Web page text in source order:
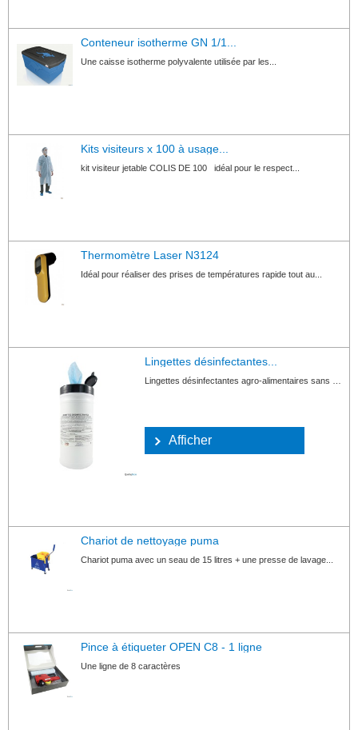
Conteneur isotherme GN 1/1...
Une caisse isotherme polyvalente utilisée par les...
Kits visiteurs x 100 à usage...
kit visiteur jetable COLIS DE 100 idéal pour le respect...
Thermomètre Laser N3124
Idéal pour réaliser des prises de températures rapide tout au...
Lingettes désinfectantes...
Afficher
Chariot de nettoyage puma
Chariot puma avec un seau de 15 litres + une presse de lavage...
Pince à étiqueter OPEN C8 - 1 ligne
Une ligne de 8 caractères